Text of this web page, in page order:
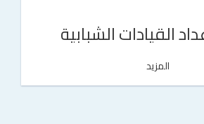
القيادات الشبابية
المزيد